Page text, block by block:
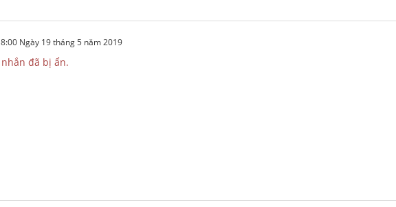
Ngày 19 tháng 5 năm 2019
đã bị ẩn.